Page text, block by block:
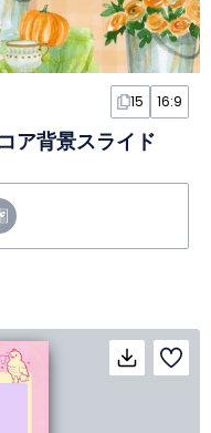
15 16:9
ア背景スライド